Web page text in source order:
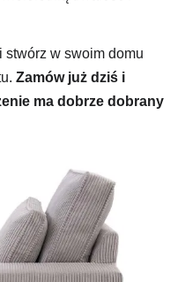
i stwórz w swoim domu
Zamów już dziś i
ma dobrze dobrany